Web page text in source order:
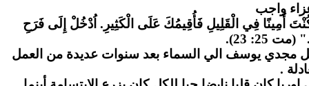
واجب
أَمِينًا فِي الْقَلِيلِ فَأُقِيمُكَ عَلَى الْكَثِيرِ. اُدْخُلْ إِلَى فَرَحِ
25: 23).
مجدي يوسف الي السماء بعد سنوات عديدة من العمل
.